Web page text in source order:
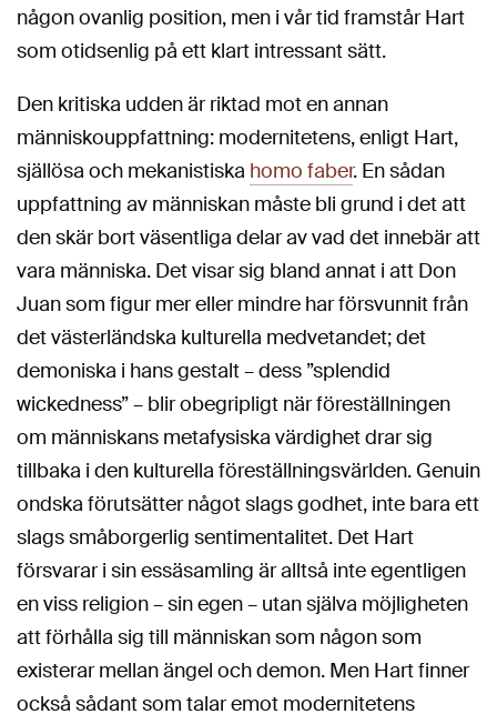
någon ovanlig position, men i vår tid framstår Hart
som otidsenlig på ett klart intressant sätt.
Den kritiska udden är riktad mot en annan
människouppfattning: modernitetens, enligt Hart,
själlösa och mekanistiska homo faber. En sådan
uppfattning av människan måste bli grund i det att
den skär bort väsentliga delar av vad det innebär att
vara människa. Det visar sig bland annat i att Don
Juan som figur mer eller mindre har försvunnit från
det västerländska kulturella medvetandet; det
demoniska i hans gestalt – dess ”splendid
wickedness” – blir obegripligt när föreställningen
om människans metafysiska värdighet drar sig
tillbaka i den kulturella föreställningsvärlden. Genuin
ondska förutsätter något slags godhet, inte bara ett
slags småborgerlig sentimentalitet. Det Hart
försvarar i sin essäsamling är alltså inte egentligen
en viss religion – sin egen – utan själva möjligheten
att förhålla sig till människan som någon som
existerar mellan ängel och demon. Men Hart finner
också sådant som talar emot modernitetens